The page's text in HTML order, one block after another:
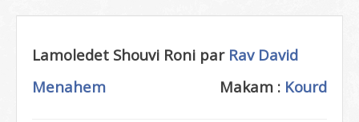
Lamoledet Shouvi Roni par Rav David
Menahem
Makam : Kourd